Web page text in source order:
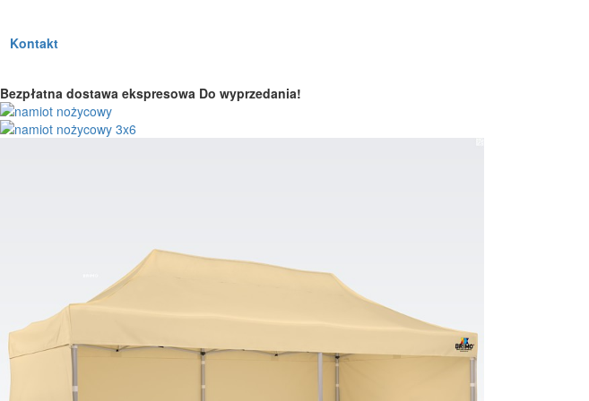
Kontakt
Bezpłatna dostawa ekspresowa Do wyprzedania!